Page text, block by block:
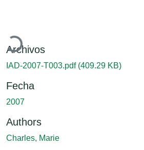
Cargando...
Archivos
IAD-2007-T003.pdf (409.29 KB)
Fecha
2007
Authors
Charles, Marie